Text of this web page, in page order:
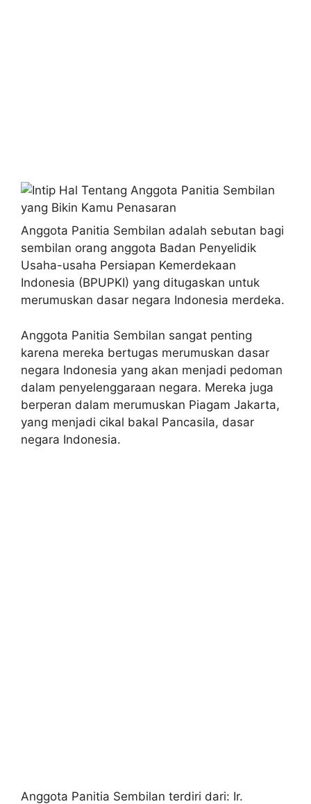
Anggota Panitia Sembilan adalah sebutan bagi
sembilan orang anggota Badan Penyelidik
Usaha-usaha Persiapan Kemerdekaan
Indonesia (BPUPKI) yang ditugaskan untuk
merumuskan dasar negara Indonesia merdeka.
Anggota Panitia Sembilan sangat penting
karena mereka bertugas merumuskan dasar
negara Indonesia yang akan menjadi pedoman
dalam penyelenggaraan negara. Mereka juga
berperan dalam merumuskan Piagam Jakarta,
yang menjadi cikal bakal Pancasila, dasar
negara Indonesia.
Anggota Panitia Sembilan terdiri dari: Ir.